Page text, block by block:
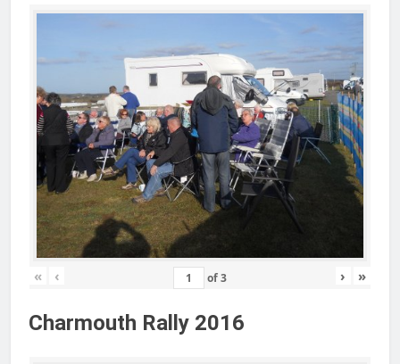
« ‹ of3 › »
Charmouth Rally 2016